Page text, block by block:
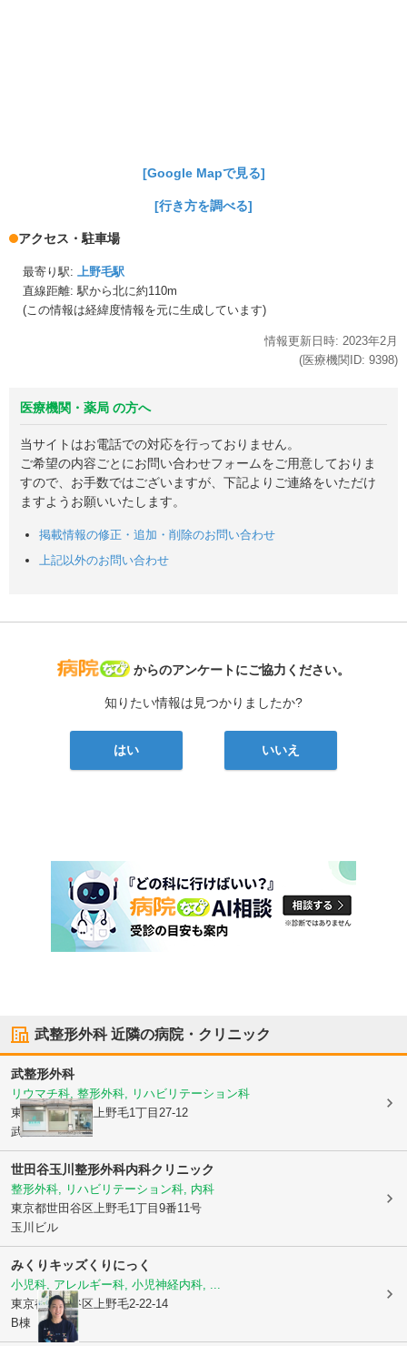
[Google Mapで見る]
[行き方を調べる]
アクセス・駐車場
最寄り駅:
上野毛駅
直線距離: 駅から北に約110m
(この情報は経緯度情報を元に生成しています)
情報更新日時: 2023年2月
(医療機関ID: 9398)
医療機関・薬局 の方へ
当サイトはお電話での対応を行っておりません。
ご希望の内容ごとにお問い合わせフォームをご用意しておりま
すので、お手数ではございますが、下記よりご連絡をいただけ
ますようお願いいたします。
掲載情報の修正・追加・削除のお問い合わせ
上記以外のお問い合わせ
病院なび
からのアンケートにご協力ください。
知りたい情報は見つかりましたか?
はい いいえ
武整形外科近隣の病院・クリニック
武整形外科
リウマチ科, 整形外科, リハビリテーション科
東京都世田谷区 上野毛1丁目27-12
武ビル1F
世田谷玉川整形外科内科クリニック
整形外科, リハビリテーション科, 内科
東京都世田谷区 上野毛1丁目9番11号
玉川ビル
みくりキッズくりにっく
小児科, アレルギー科, 小児神経内科, ...
東京都世田谷区 上野毛2-22-14
B棟